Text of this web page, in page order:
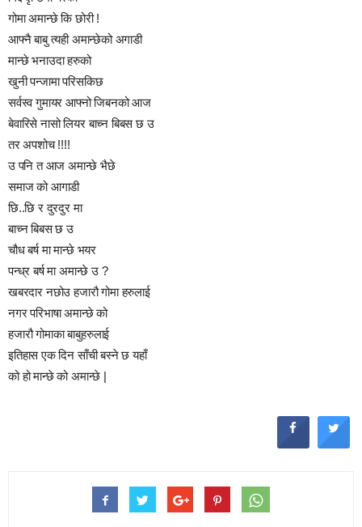
गोमा अमान्छे कि छोरी !
आफ्नै बाबु त्यही अमान्छेको अगाडी
मान्छे भनाउदा हरुको
खुनी पन्जामा परिसकिछ
सर्वस्व गुमायर आफ्नो जिबनको आज
बेवारिसे नासो लियर बाच्न बिबस छ उ
तर अपशोच !!!!
उ पनि त आज अमान्छे भैछे
समाज को आगाडी
छि..छि र दुरदुर मा
बाच्न बिबस छ उ
चौध बर्ष मा मान्छे भयर
पन्ध्र बर्ष मा अमान्छे उ ?
खबरदार नछोउ हजारौ गोमा हरुलाई
नगर परिभाषा अमान्छे को
हजारौ गोमाका बाबुहरुलाई
इतिहास एक दिन साँची बस्ने छ यहाँ
को हो मान्छे को अमान्छे |